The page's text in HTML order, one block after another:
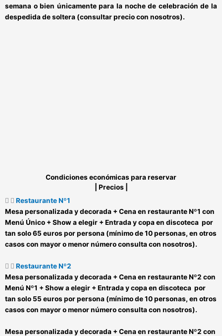
semana o bien únicamente para la noche de celebración de la
despedida de soltera (consultar precio con nosotros).
Condiciones económicas para reservar
Precios
Restaurante Nº1
Mesa personalizada y decorada + Cena en restaurante Nº1 con
Menú Único + Show a elegir + Entrada y copa en discoteca por
tan solo 65 euros por persona (mínimo de 10 personas, en otros
casos con mayor o menor número consulta con nosotros).
Restaurante Nº2
Mesa personalizada y decorada + Cena en restaurante Nº2 con
Menú Nº1 + Show a elegir + Entrada y copa en discoteca por
tan solo 55 euros por persona (mínimo de 10 personas, en otros
casos con mayor o menor número consulta con nosotros).
Mesa personalizada y decorada + Cena en restaurante Nº2 con